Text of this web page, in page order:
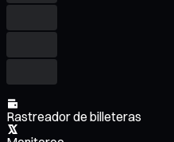
Rastreador de billeteras